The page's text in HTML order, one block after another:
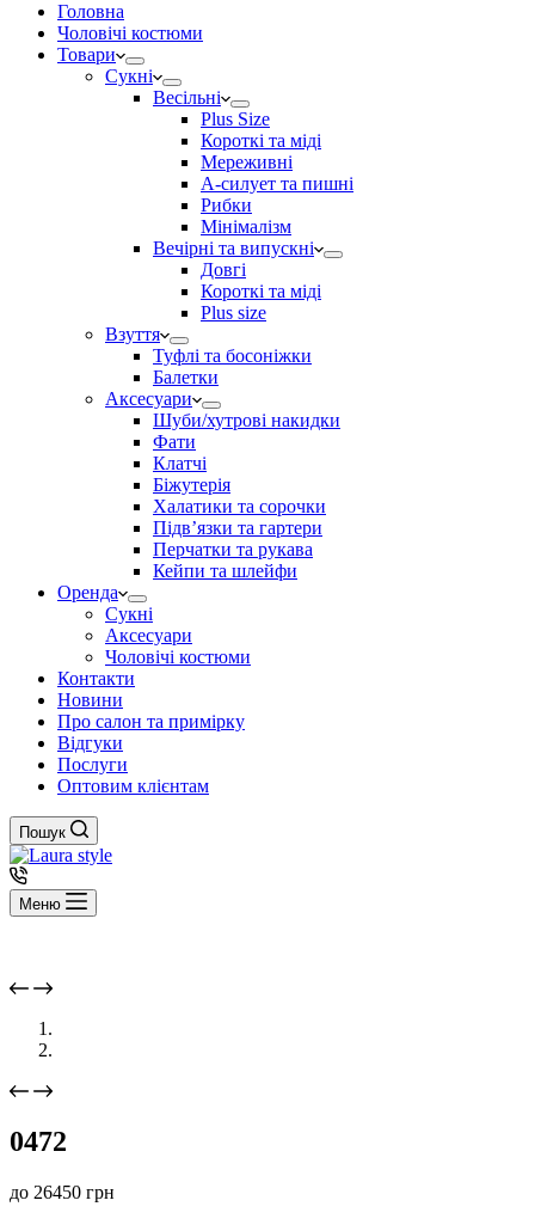
Головна
Чоловічі костюми
Товари
Сукні
Весільні
Plus Size
Короткі та міді
Мереживні
А-силует та пишні
Рибки
Мінімалізм
Вечірні та випускні
Довгі
Короткі та міді
Plus size
Взуття
Туфлі та босоніжки
Балетки
Аксесуари
Шуби/хутрові накидки
Фати
Клатчі
Біжутерія
Халатики та сорочки
Підвʼязки та гартери
Перчатки та рукава
Кейпи та шлейфи
Оренда
Сукні
Аксесуари
Чоловічі костюми
Контакти
Новини
Про салон та примірку
Відгуки
Послуги
Оптовим клієнтам
Пошук
Меню
0472
до 26450 грн